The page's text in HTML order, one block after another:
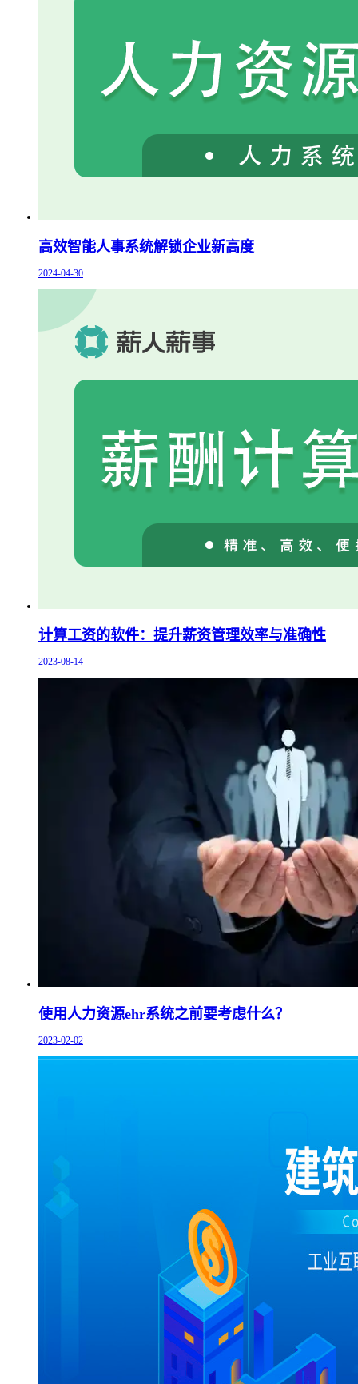
高效智能人事系统解锁企业新高度
2024-04-30
计算工资的软件：提升薪资管理效率与准确性
2023-08-14
使用人力资源ehr系统之前要考虑什么？
2023-02-02